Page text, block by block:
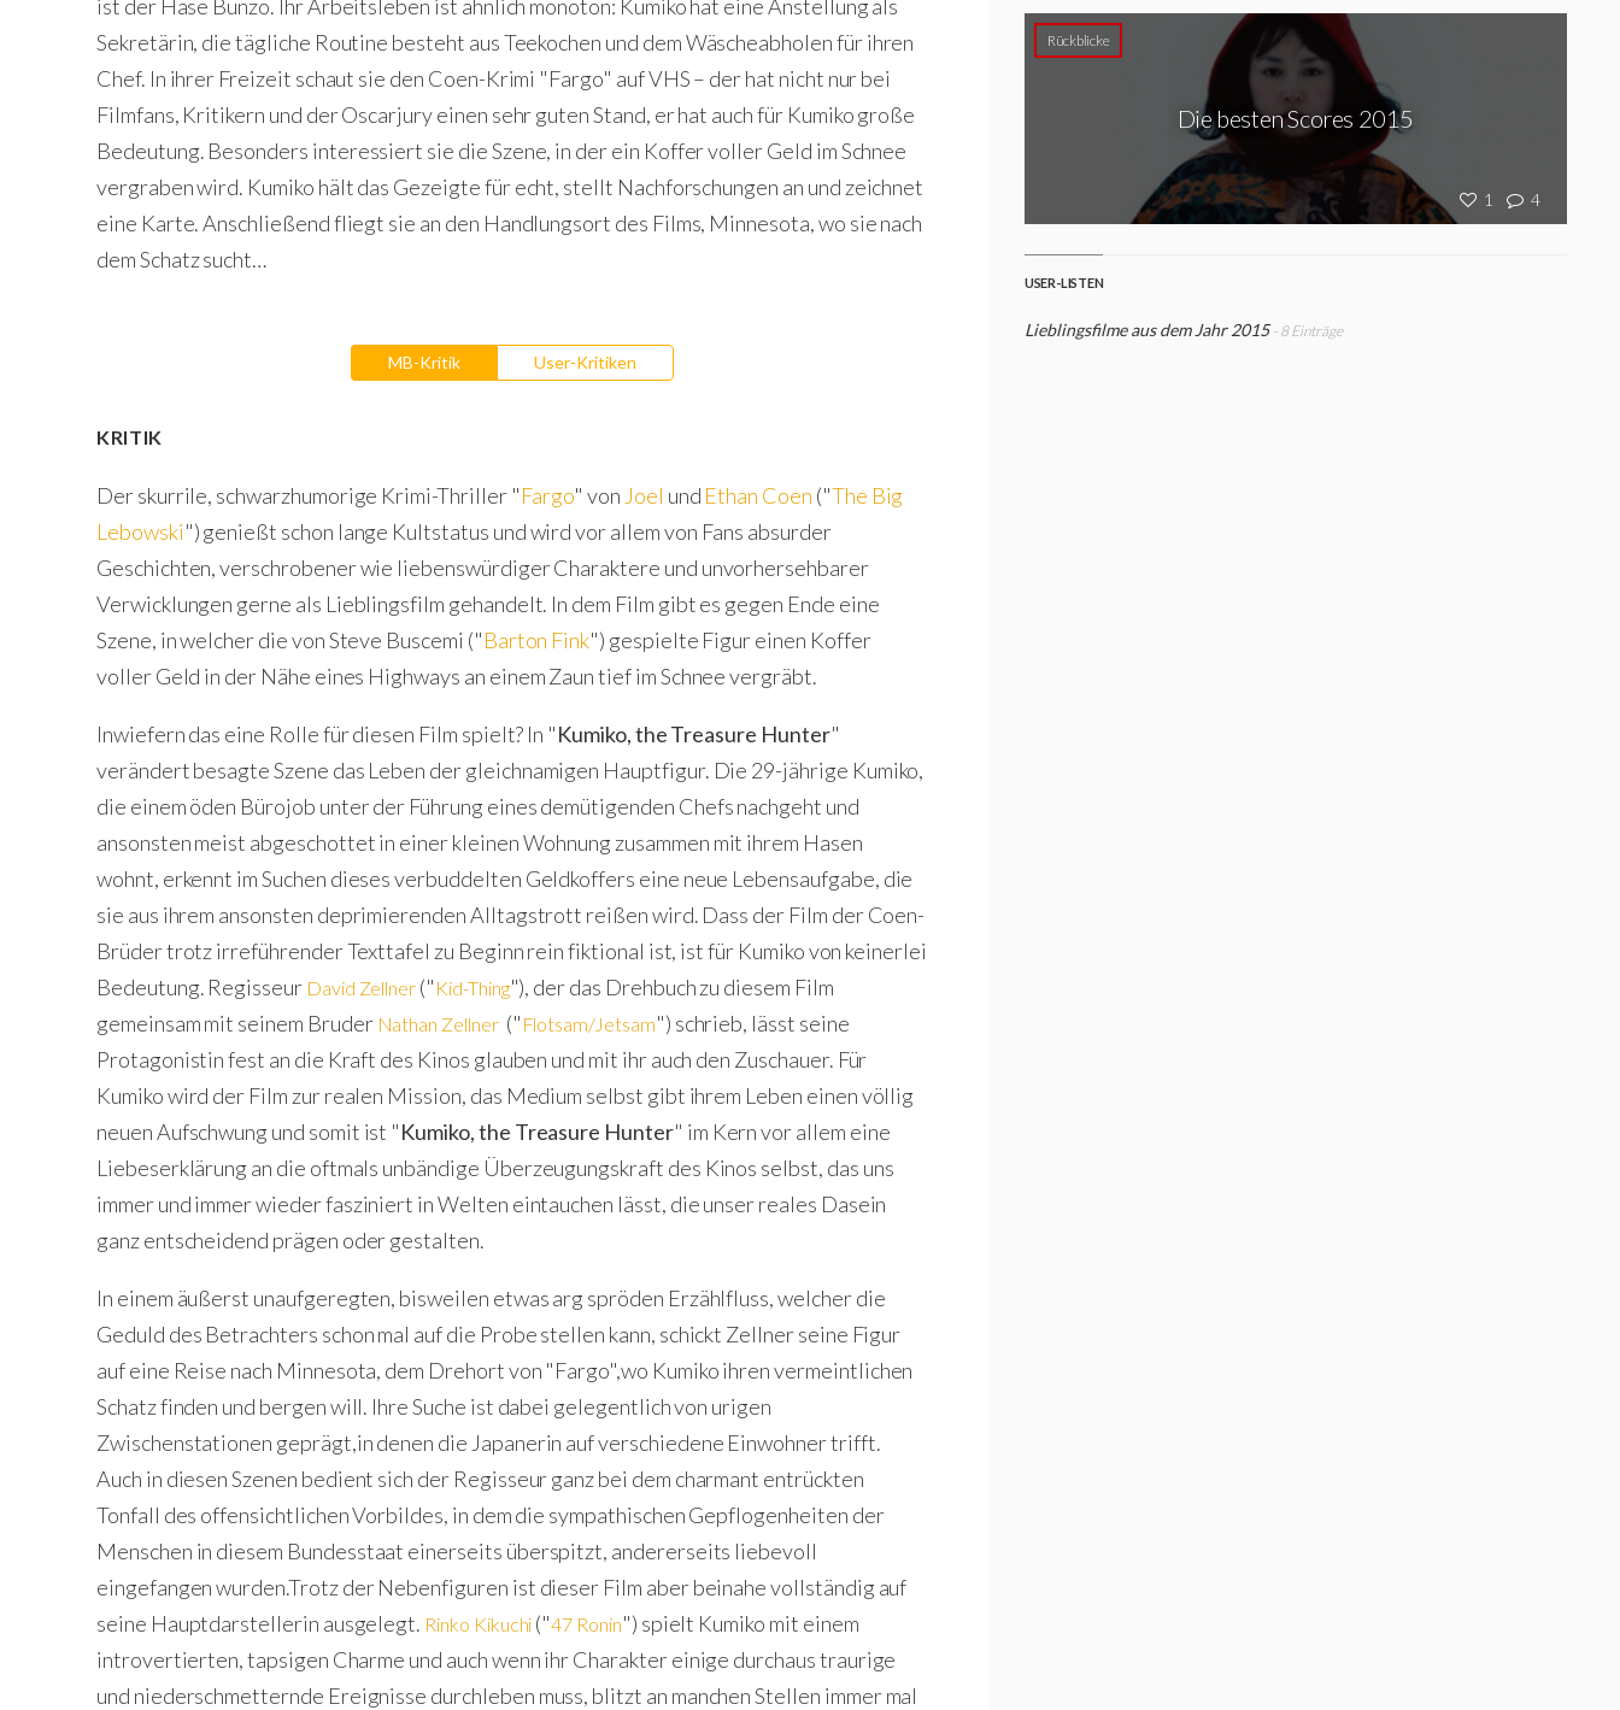
ist der Hase Bunzo. Ihr Arbeitsleben ist ähnlich monoton: Kumiko hat eine Anstellung als
Sekretärin, die tägliche Routine besteht aus Teekochen und dem Wäscheabholen für ihren
Chef. In ihrer Freizeit schaut sie den Coen-Krimi "Fargo" auf VHS – der hat nicht nur bei
Filmfans, Kritikern und der Oscarjury einen sehr guten Stand, er hat auch für Kumiko große
Bedeutung. Besonders interessiert sie die Szene, in der ein Koffer voller Geld im Schnee
vergraben wird. Kumiko hält das Gezeigte für echt, stellt Nachforschungen an und zeichnet
eine Karte. Anschließend fliegt sie an den Handlungsort des Films, Minnesota, wo sie nach
dem Schatz sucht…
MB-Kritik User-Kritiken
KRITIK
Der skurrile, schwarzhumorige Krimi-Thriller "Fargo" von Joel und Ethan Coen ("The Big
Lebowski") genießt schon lange Kultstatus und wird vor allem von Fans absurder
Geschichten, verschrobener wie liebenswürdiger Charaktere und unvorhersehbarer
Verwicklungen gerne als Lieblingsfilm gehandelt. In dem Film gibt es gegen Ende eine
Szene, in welcher die von Steve Buscemi ("Barton Fink") gespielte Figur einen Koffer
voller Geld in der Nähe eines Highways an einem Zaun tief im Schnee vergräbt.
Inwiefern das eine Rolle für diesen Film spielt? In "Kumiko, the Treasure Hunter"
verändert besagte Szene das Leben der gleichnamigen Hauptfigur. Die 29-jährige Kumiko,
die einem öden Bürojob unter der Führung eines demütigenden Chefs nachgeht und
ansonsten meist abgeschottet in einer kleinen Wohnung zusammen mit ihrem Hasen
wohnt, erkennt im Suchen dieses verbuddelten Geldkoffers eine neue Lebensaufgabe, die
sie aus ihrem ansonsten deprimierenden Alltagstrott reißen wird. Dass der Film der Coen-
Brüder trotz irreführender Texttafel zu Beginn rein fiktional ist, ist für Kumiko von keinerlei
Bedeutung. Regisseur David Zellner (" Kid-Thing"), der das Drehbuch zu diesem Film
gemeinsam mit seinem Bruder Nathan Zellner(" Flotsam/Jetsam") schrieb, lässt seine
Protagonistin fest an die Kraft des Kinos glauben und mit ihr auch den Zuschauer. Für
Kumiko wird der Film zur realen Mission, das Medium selbst gibt ihrem Leben einen völlig
neuen Aufschwung und somit ist "Kumiko, the Treasure Hunter" im Kern vor allem eine
Liebeserklärung an die oftmals unbändige Überzeugungskraft des Kinos selbst, das uns
immer und immer wieder fasziniert in Welten eintauchen lässt, die unser reales Dasein
ganz entscheidend prägen oder gestalten.
In einem äußerst unaufgeregten, bisweilen etwas arg spröden Erzählfluss, welcher die
Geduld des Betrachters schon mal auf die Probe stellen kann, schickt Zellner seine Figur
auf eine Reise nach Minnesota, dem Drehort von "Fargo",wo Kumiko ihren vermeintlichen
Schatz finden und bergen will. Ihre Suche ist dabei gelegentlich von urigen
Zwischenstationen geprägt,in denen die Japanerin auf verschiedene Einwohner trifft.
Auch in diesen Szenen bedient sich der Regisseur ganz bei dem charmant entrückten
Tonfall des offensichtlichen Vorbildes, in dem die sympathischen Gepflogenheiten der
Menschen in diesem Bundesstaat einerseits überspitzt, andererseits liebevoll
eingefangen wurden.Trotz der Nebenfiguren ist dieser Film aber beinahe vollständig auf
seine Hauptdarstellerin ausgelegt. Rinko Kikuchi ("47 Ronin") spielt Kumiko mit einem
introvertierten, tapsigen Charme und auch wenn ihr Charakter einige durchaus traurige
und niederschmetternde Ereignisse durchleben muss, blitzt an manchen Stellen immer mal
Rückblicke
1 4
Die besten Scores 2015
USER-LISTEN
Lieblingsfilme aus dem Jahr 2015 - 8 Einträge